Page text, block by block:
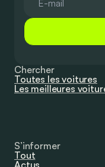
Chercher
Toutes les voitures
Les meilleures
S’informer
Tout
Actus